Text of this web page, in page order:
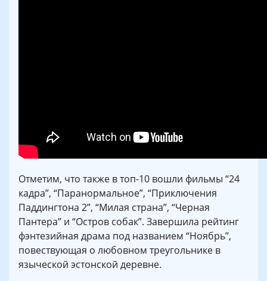
Отметим, что также в топ-10 вошли фильмы “24
кадра”, “Паранормальное”, “Приключения
Паддингтона 2”, “Милая страна”, “Черная
Пантера” и “Остров собак”. Завершила рейтинг
фэнтезийная драма под названием “Ноябрь”,
повествующая о любовном треугольнике в
языческой эстонской деревне.